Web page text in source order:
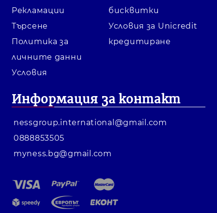
Рекламации
Търсене
Политика за
личните данни
Условия
бисквитки
Условия за Unicredit
кредитиране
Информация за контакт
nessgroup.international@gmail.com
0888853505
myness.bg@gmail.com